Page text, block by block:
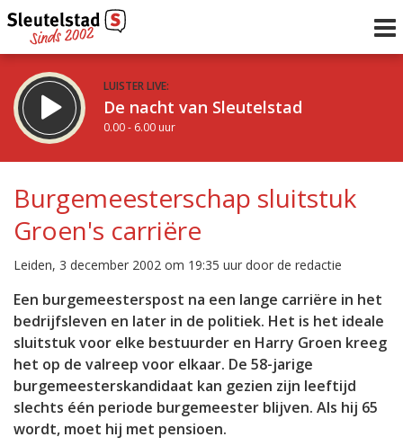
LUISTER LIVE:
De nacht van Sleutelstad
0.00 - 6.00 uur
De ochtend van Sleutelstad
6.00 - 12.00 uur
Vorig uur
uur 1 van 0
Inklappen
Burgemeesterschap sluitstuk
Groen's carriëre
Leiden, 3 december 2002 om 19:35 uur door de redactie
Een burgemeesterspost na een lange carriëre in het
bedrijfsleven en later in de politiek. Het is het ideale
sluitstuk voor elke bestuurder en Harry Groen kreeg
het op de valreep voor elkaar. De 58-jarige
burgemeesterskandidaat kan gezien zijn leeftijd
slechts één periode burgemeester blijven. Als hij 65
wordt, moet hij met pensioen.